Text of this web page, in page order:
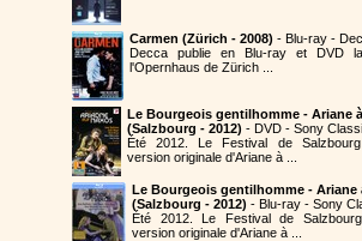
Carmen (Zürich - 2008) - Blu-ray -
Decca publie en Blu-ray et DVD
l'Opernhaus de Zürich ...
Le Bourgeois gentilhomme - Ariane
(Salzbourg - 2012) - DVD - Sony
Été 2012. Le Festival de
version originale d'Ariane à ...
Le Bourgeois gentilhomme - Ariane
(Salzbourg - 2012) - Blu-ray - Sony
Été 2012. Le Festival de
version originale d'Ariane à ...